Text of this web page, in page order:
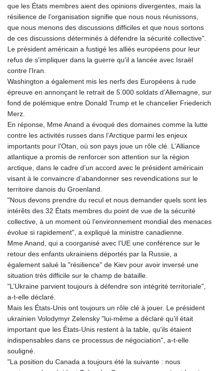
que les États membres aient des opinions divergentes, mais la
résilience de l’organisation signifie que nous nous réunissons,
que nous menons des discussions difficiles et que nous sortons
de ces discussions déterminés à défendre la sécurité collective".
Le président américain a fustigé les alliés européens pour leur
refus de s'impliquer dans la guerre qu'il a lancée avec Israël
contre l'Iran.
Washington a également mis les nerfs des Européens à rude
épreuve en annonçant le retrait de 5.000 soldats d’Allemagne, sur
fond de polémique entre Donald Trump et le chancelier Friederich
Merz.
En réponse, Mme Anand a évoqué des domaines comme la lutte
contre les activités russes dans l’Arctique parmi les enjeux
importants pour l’Otan, où son pays joue un rôle clé. L’Alliance
atlantique a promis de renforcer son attention sur la région
arctique, dans le cadre d’un accord avec le président américain
visant à le convaincre d’abandonner ses revendications sur le
territoire danois du Groenland.
"Nous devons prendre du recul et nous demander quels sont les
intérêts des 32 États membres du point de vue de la sécurité
collective, à un moment où l’environnement mondial des menaces
évolue si rapidement", a expliqué la ministre canadienne.
Mme Anand, qui a coorganisé avec l’UE une conférence sur le
retour des enfants ukrainiens déportés par la Russie, a
également salué la "résilience" de Kiev pour avoir inversé une
situation très difficile sur le champ de bataille.
"L’Ukraine parvient toujours à défendre son intégrité territoriale",
a-t-elle déclaré.
Mais les États-Unis ont toujours un rôle clé à jouer. Le président
ukrainien Volodymyr Zelensky "lui-même a déclaré qu’il était
important que les États-Unis restent à la table, qu'ils étaient
indispensables dans ce processus de négociation", a-t-elle
souligné.
"La position du Canada a toujours été la suivante : nous